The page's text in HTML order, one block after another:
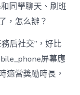
同學聊天、刷班
，怎么辦？
后社交”，好比
屏幕應
適當獎勵時長，